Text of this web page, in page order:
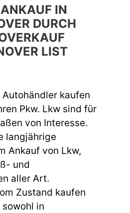
IN
DURCH
LIST
kaufen
Pkw. Lkw sind für
von Interesse.
langjährige
Ankauf von Lkw,
und
aller Art.
Zustand kaufen
in